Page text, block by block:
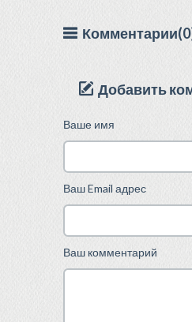
Добавить
Ваше имя
Ваш Email адрес
Ваш комментарий